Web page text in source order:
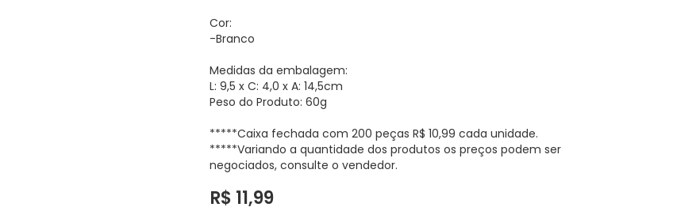
Cor:
-Branco
Medidas da embalagem:
L: 9,5 x C: 4,0 x A: 14,5cm
Peso do Produto: 60g
*****Caixa fechada com 200 peças R$ 10,99 cada unidade.
*****Variando a quantidade dos produtos os preços podem ser
negociados, consulte o vendedor.
R$ 11,99